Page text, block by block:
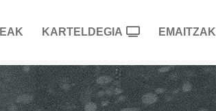
KARTELDEGIA EMAITZAK